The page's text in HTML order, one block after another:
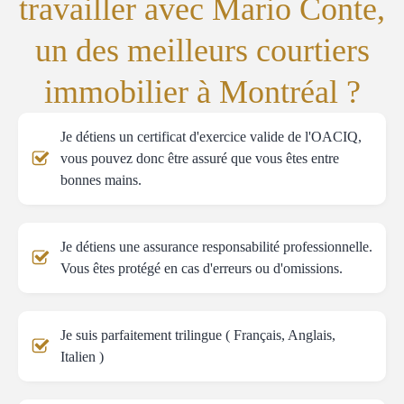
travailler avec Mario Conte,
un des meilleurs courtiers
immobilier à Montréal ?
Je détiens un certificat d'exercice valide de l'OACIQ,
vous pouvez donc être assuré que vous êtes entre
bonnes mains.
Je détiens une assurance responsabilité professionnelle.
Vous êtes protégé en cas d'erreurs ou d'omissions.
Je suis parfaitement trilingue ( Français, Anglais,
Italien )